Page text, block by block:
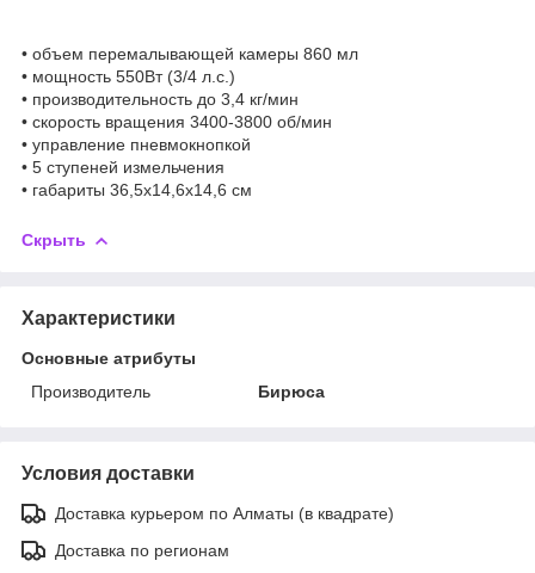
• объем перемалывающей камеры 860 мл
• мощность 550Вт (3/4 л.с.)
• производительность до 3,4 кг/мин
• скорость вращения 3400-3800 об/мин
• управление пневмокнопкой
• 5 ступеней измельчения
• габариты 36,5х14,6х14,6 см
Скрыть
Характеристики
Основные атрибуты
Производитель
Бирюса
Условия доставки
Доставка курьером по Алматы (в квадрате)
Доставка по регионам